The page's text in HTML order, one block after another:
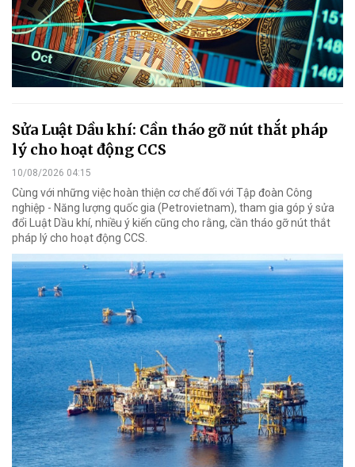
Sửa Luật Dầu khí: Cần tháo gỡ nút thắt pháp
lý cho hoạt động CCS
10/08/2026 04:15
Cùng với những việc hoàn thiện cơ chế đối với Tập đoàn Công
nghiệp - Năng lượng quốc gia (Petrovietnam), tham gia góp ý sửa
đổi Luật Dầu khí, nhiều ý kiến cũng cho rằng, cần tháo gỡ nút thắt
pháp lý cho hoạt động CCS.